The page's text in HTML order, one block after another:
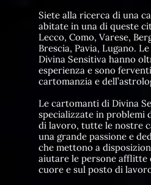
Siete alla ricerca di una
abitate in una di queste
Lecco, Como, Varese,
Brescia, Pavia, Lugano.
Divina Sensitiva hanno
esperienza e sono
cartomanzia e
Le cartomanti di Divina
specializzate in problemi
di lavoro, tutte le nostre
una grande passione e
che mettono a
aiutare le persone afflitte
cuore e sul posto di